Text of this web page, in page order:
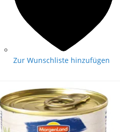
Zur Wunschliste hinzufügen